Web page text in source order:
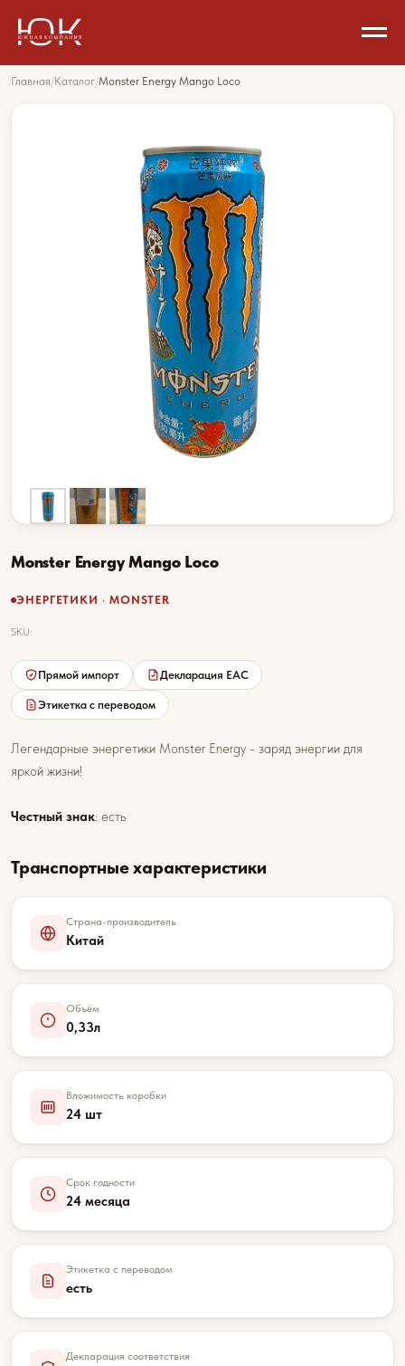
Главная/Каталог/Monster Energy Mango Loco
Monster Energy Mango Loco
ЭНЕРГЕТИКИ · MONSTER
SKU:
Прямой импорт Декларация EAC
Этикетка с переводом
Легендарные энергетики Monster Energy - заряд энергии для
яркой жизни!
Честный знак: есть
Транспортные характеристики
Страна-производитель
Китай
Объём
0,33л
Вложимость коробки
24 шт
Срок годности
24 месяца
Этикетка с переводом
есть
Декларация соответствия